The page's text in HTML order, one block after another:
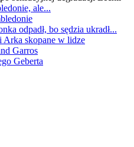
ale...
odpadł, bo sędzia ukradł...
Arka skopane w lidze
Garros
Geberta